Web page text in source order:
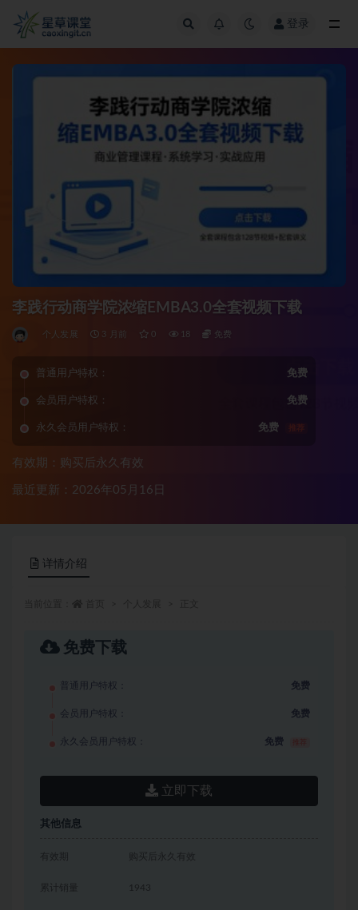
登录
李践行动商学院浓缩EMBA3.0全套视频下载
个人发展 3 月前 0 18 免费
普通用户特权： 免费
会员用户特权： 免费
永久会员用户特权： 免费 推荐
有效期：购买后永久有效
最近更新：2026年05月16日
详情介绍
免费下载
普通用户特权： 免费
会员用户特权： 免费
永久会员用户特权： 免费
立即下载
其他信息
有效期 购买后永久有效
累计销量 1943